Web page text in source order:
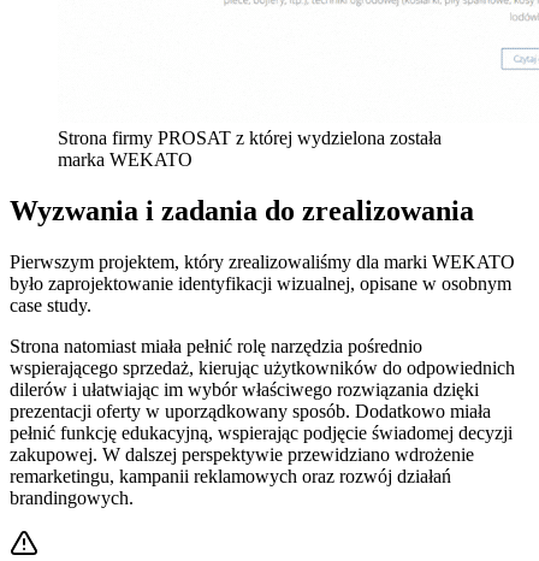
Strona firmy PROSAT z której wydzielona została
marka WEKATO
Wyzwania i zadania do zrealizowania
Pierwszym projektem, który zrealizowaliśmy dla marki WEKATO
było zaprojektowanie identyfikacji wizualnej, opisane w osobnym
case study.
Strona natomiast miała pełnić rolę narzędzia pośrednio
wspierającego sprzedaż, kierując użytkowników do odpowiednich
dilerów i ułatwiając im wybór właściwego rozwiązania dzięki
prezentacji oferty w uporządkowany sposób. Dodatkowo miała
pełnić funkcję edukacyjną, wspierając podjęcie świadomej decyzji
zakupowej. W dalszej perspektywie przewidziano wdrożenie
remarketingu, kampanii reklamowych oraz rozwój działań
brandingowych.